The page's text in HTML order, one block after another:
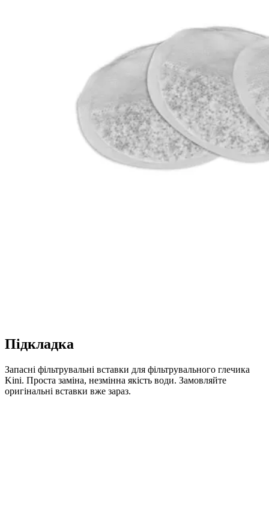
Підкладка
Запасні фільтрувальні вставки для фільтрувального глечика
Kini. Проста заміна, незмінна якість води. Замовляйте
оригінальні вставки вже зараз.